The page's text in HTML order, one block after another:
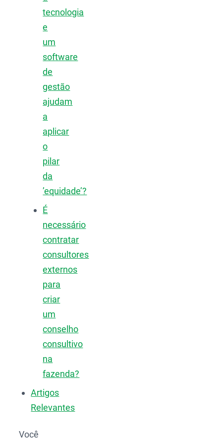
tecnologia
e
um
software
de
gestão
ajudam
a
aplicar
o
pilar
da
’equidade’?
É
necessário
contratar
consultores
externos
para
criar
um
conselho
consultivo
na
fazenda?
Artigos
Relevantes
Você